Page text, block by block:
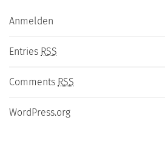
Anmelden
Entries RSS
Comments RSS
WordPress.org